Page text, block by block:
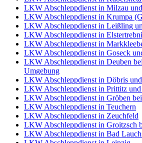
LKW Abschleppdienst in Milzau
LKW Abschleppdienst in Krumpa
LKW Abschleppdienst in Leißling
LKW Abschleppdienst in
LKW Abschleppdienst in
LKW Abschleppdienst in Goseck
LKW Abschleppdienst in Deuben
Umgebung
LKW Abschleppdienst in Döbris
LKW Abschleppdienst in Prittitz
LKW Abschleppdienst in Gröben
LKW Abschleppdienst in Teuchern
LKW Abschleppdienst in Zeuchfeld
LKW Abschleppdienst in Groitzsch
LKW Abschleppdienst in Bad